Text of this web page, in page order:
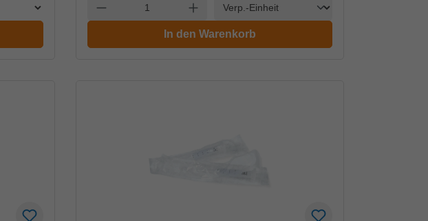
Anzahl verringern Anzahl erhöhen
In den Warenkorb